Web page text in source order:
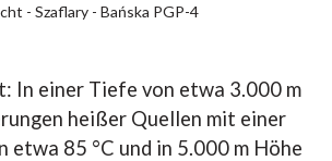
- Szaflary - Bańska PGP-4
In einer Tiefe von etwa 3.000 m
heißer Quellen mit einer
etwa 85 °C und in 5.000 m Höhe